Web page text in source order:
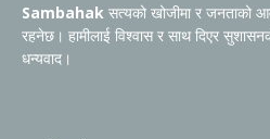
Sambahak सत्यको खोजीमा र जनताको
रहनेछ। हामीलाई विश्वास र साथ दिएर
धन्यवाद।